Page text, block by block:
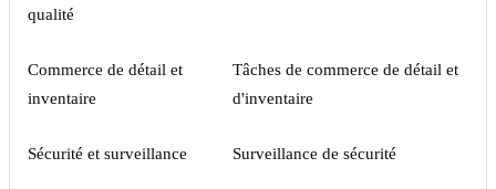
qualité
Commerce de détail et
inventaire
Tâches de commerce de détail et
d'inventaire
Sécurité et surveillance Surveillance de sécurité